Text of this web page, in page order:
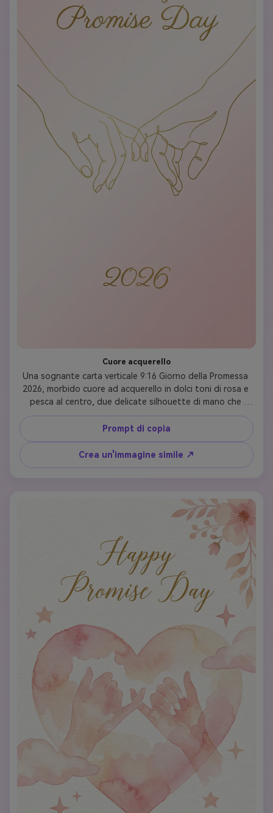
Cuore acquerello
Una sognante carta verticale 9:16 Giorno della Promessa
2026, morbido cuore ad acquerello in dolci toni di rosa e
pesca al centro, due delicate silhouette di mano che
fanno gesto di promessa all'interno del cuore, "Happy
Promise Day" in elegante calligrafia in alto, "11 febbraio
2026" in basso, arioso e romantico, formato storia
verticale
Prompt di copia
Crea un'immagine simile ↗